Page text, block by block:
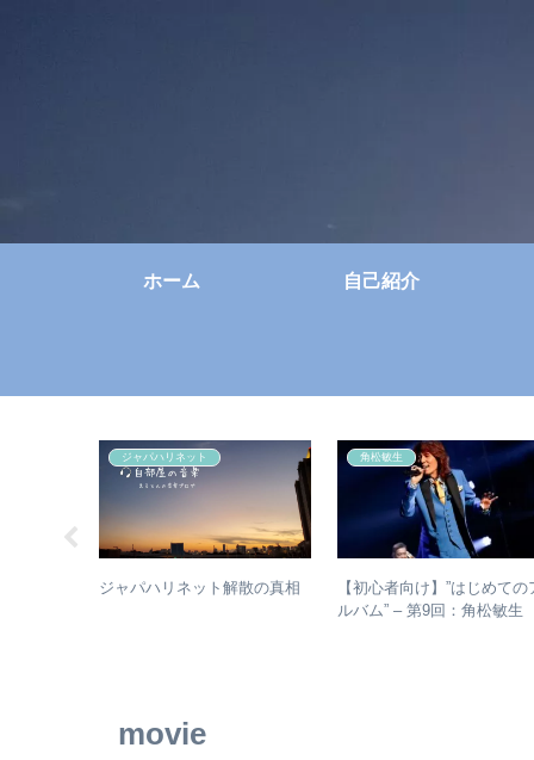
ホーム 自己紹介
ジャパハリネット
ジャパハリネット解散の真相
角松敏生
【初心者向け】”はじめての
ルバム” – 第9回：角松敏
movie